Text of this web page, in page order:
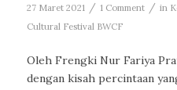
27 Maret 2021 / 1 Comment / in
Cultural Festival BWCF
Oleh Frengki Nur Fariya
dengan kisah percintaan